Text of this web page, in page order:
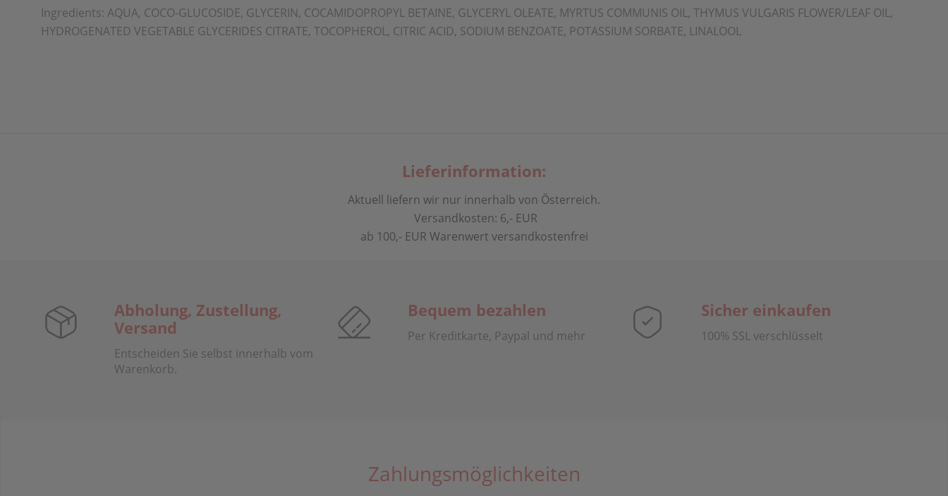
Ingredients: AQUA, COCO-GLUCOSIDE, GLYCERIN, COCAMIDOPROPYL BETAINE, GLYCERYL OLEATE, MYRTUS COMMUNIS OIL, THYMUS VULGARIS FLOWER/LEAF OIL,
HYDROGENATED VEGETABLE GLYCERIDES CITRATE, TOCOPHEROL, CITRIC ACID, SODIUM BENZOATE, POTASSIUM SORBATE, LINALOOL
Lieferinformation:
Aktuell liefern wir nur innerhalb von Österreich.
Versandkosten: 6,- EUR
ab 100,- EUR Warenwert versandkostenfrei
Abholung, Zustellung,
Versand
Entscheiden Sie selbst innerhalb vom
Warenkorb.
Bequem bezahlen
Per Kreditkarte, Paypal und mehr
Sicher einkaufen
100% SSL verschlüsselt
Zahlungsmöglichkeiten